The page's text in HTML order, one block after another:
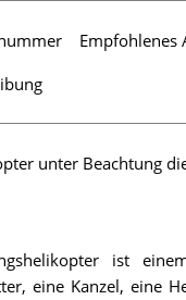
Empfohlenes
unter Beachtung
ist
eine Kanzel, eine